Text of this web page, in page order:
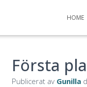
HOME
Första
Publicerat av Gunilla